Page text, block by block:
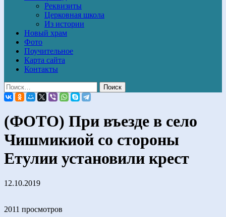
Реквизиты
Церковная школа
Из истории
Новый храм
Фото
Поучительное
Карта сайта
Контакты
(ФОТО) При въезде в село
Чишмикиой со стороны
Етулии установили крест
12.10.2019
2011 просмотров